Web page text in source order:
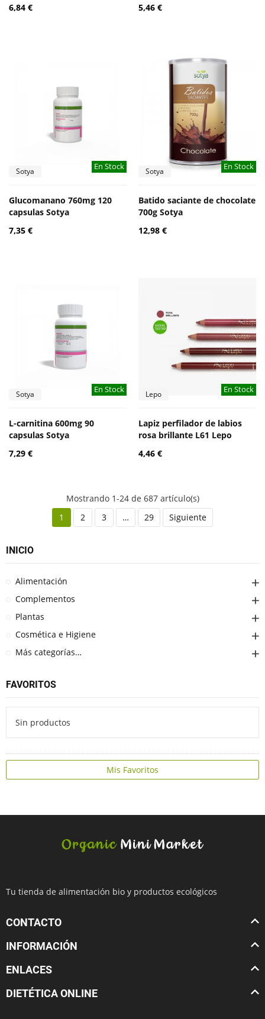
6,84 €
5,46 €
En Stock
Sotya
Glucomanano 760mg 120
capsulas Sotya
7,35 €
En Stock
Sotya
Batido saciante de chocolate
700g Sotya
12,98 €
En Stock
Sotya
L-carnitina 600mg 90
capsulas Sotya
7,29 €
En Stock
Lepo
Lapiz perfilador de labios
rosa brillante L61 Lepo
4,46 €
Mostrando 1-24 de 687 artículo(s)
1
2 3 … 29 Siguiente
INICIO
Alimentación
Complementos
Plantas
Cosmética e Higiene
Más categorías…
FAVORITOS
Sin productos
Mis Favoritos
Tu tienda de alimentación bio y productos ecológicos
CONTACTO
INFORMACIÓN
ENLACES
DIETÉTICA ONLINE